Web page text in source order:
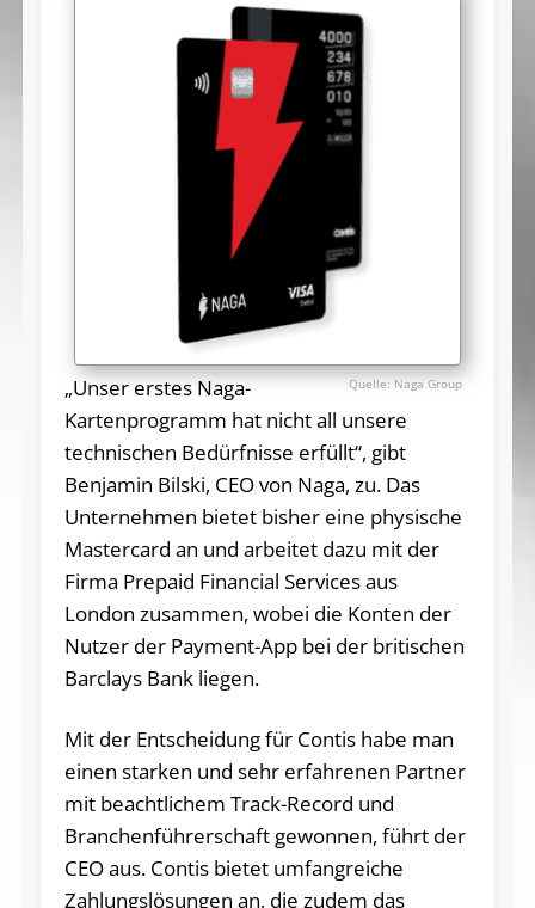
Naga Group
„Unser erstes Naga-
Kartenprogramm hat nicht all unsere
technischen Bedürfnisse erfüllt“, gibt
Benjamin Bilski, CEO von Naga, zu. Das
Unternehmen bietet bisher eine physische
Mastercard an und arbeitet dazu mit der
Firma Prepaid Financial Services aus
London zusammen, wobei die Konten der
Nutzer der Payment-App bei der britischen
Barclays Bank liegen.
Mit der Entscheidung für Contis habe man
einen starken und sehr erfahrenen Partner
mit beachtlichem Track-Record und
Branchenführerschaft gewonnen, führt der
CEO aus. Contis bietet umfangreiche
Zahlungslösungen an, die zudem das